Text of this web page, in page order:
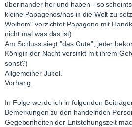
überinander her und haben - so
kleine Papagenos/nas in die Welt zu
Weihem" verzichtet Papageno mit
nicht mal was das ist)
Am Schluss siegt "das Gute", jeder
Königin der Nacht versinkt mit ihrem
sonst?)
Allgemeiner Jubel.
Vorhang.
In Folge werde ich in folgenden
Bemerkungen zu den handelnden
Gegebenheiten der Entstehungszeit